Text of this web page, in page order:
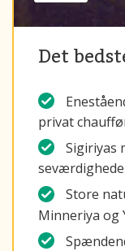
Det
privat
Sigiriyas
Store
Minneriya og